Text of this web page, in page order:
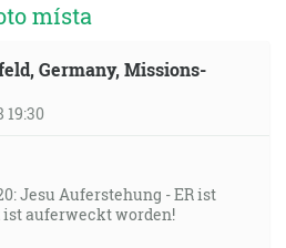
místa
Germany, Missions-
19:30
Jesu Auferstehung - ER ist
auferweckt worden!